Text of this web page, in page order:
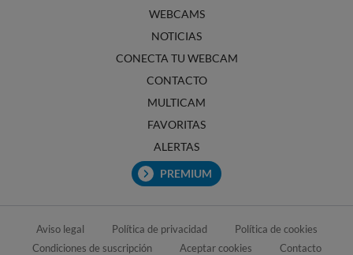
WEBCAMS
NOTICIAS
CONECTA TU WEBCAM
CONTACTO
MULTICAM
FAVORITAS
ALERTAS
PREMIUM
Aviso legal Política de privacidad
Política de cookies
Condiciones de suscripción
Aceptar cookies Contacto